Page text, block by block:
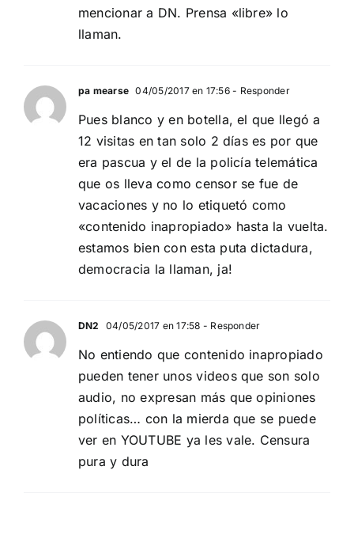
mencionar a DN. Prensa «libre» lo
llaman.
pa mearse 04/05/2017 en 17:56- Responder
Pues blanco y en botella, el que llegó a
12 visitas en tan solo 2 días es por que
era pascua y el de la policía telemática
que os lleva como censor se fue de
vacaciones y no lo etiquetó como
«contenido inapropiado» hasta la vuelta.
estamos bien con esta puta dictadura,
democracia la llaman, ja!
DN2 04/05/2017 en 17:58 - Responder
No entiendo que contenido inapropiado
pueden tener unos videos que son solo
audio, no expresan más que opiniones
políticas… con la mierda que se puede
ver en YOUTUBE ya les vale. Censura
pura y dura